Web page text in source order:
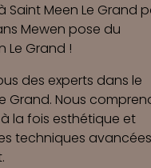
Meen Le Grand
Mewen pose du
Le Grand !
des experts dans le
Grand. Nous
la fois esthétique et
techniques avancées